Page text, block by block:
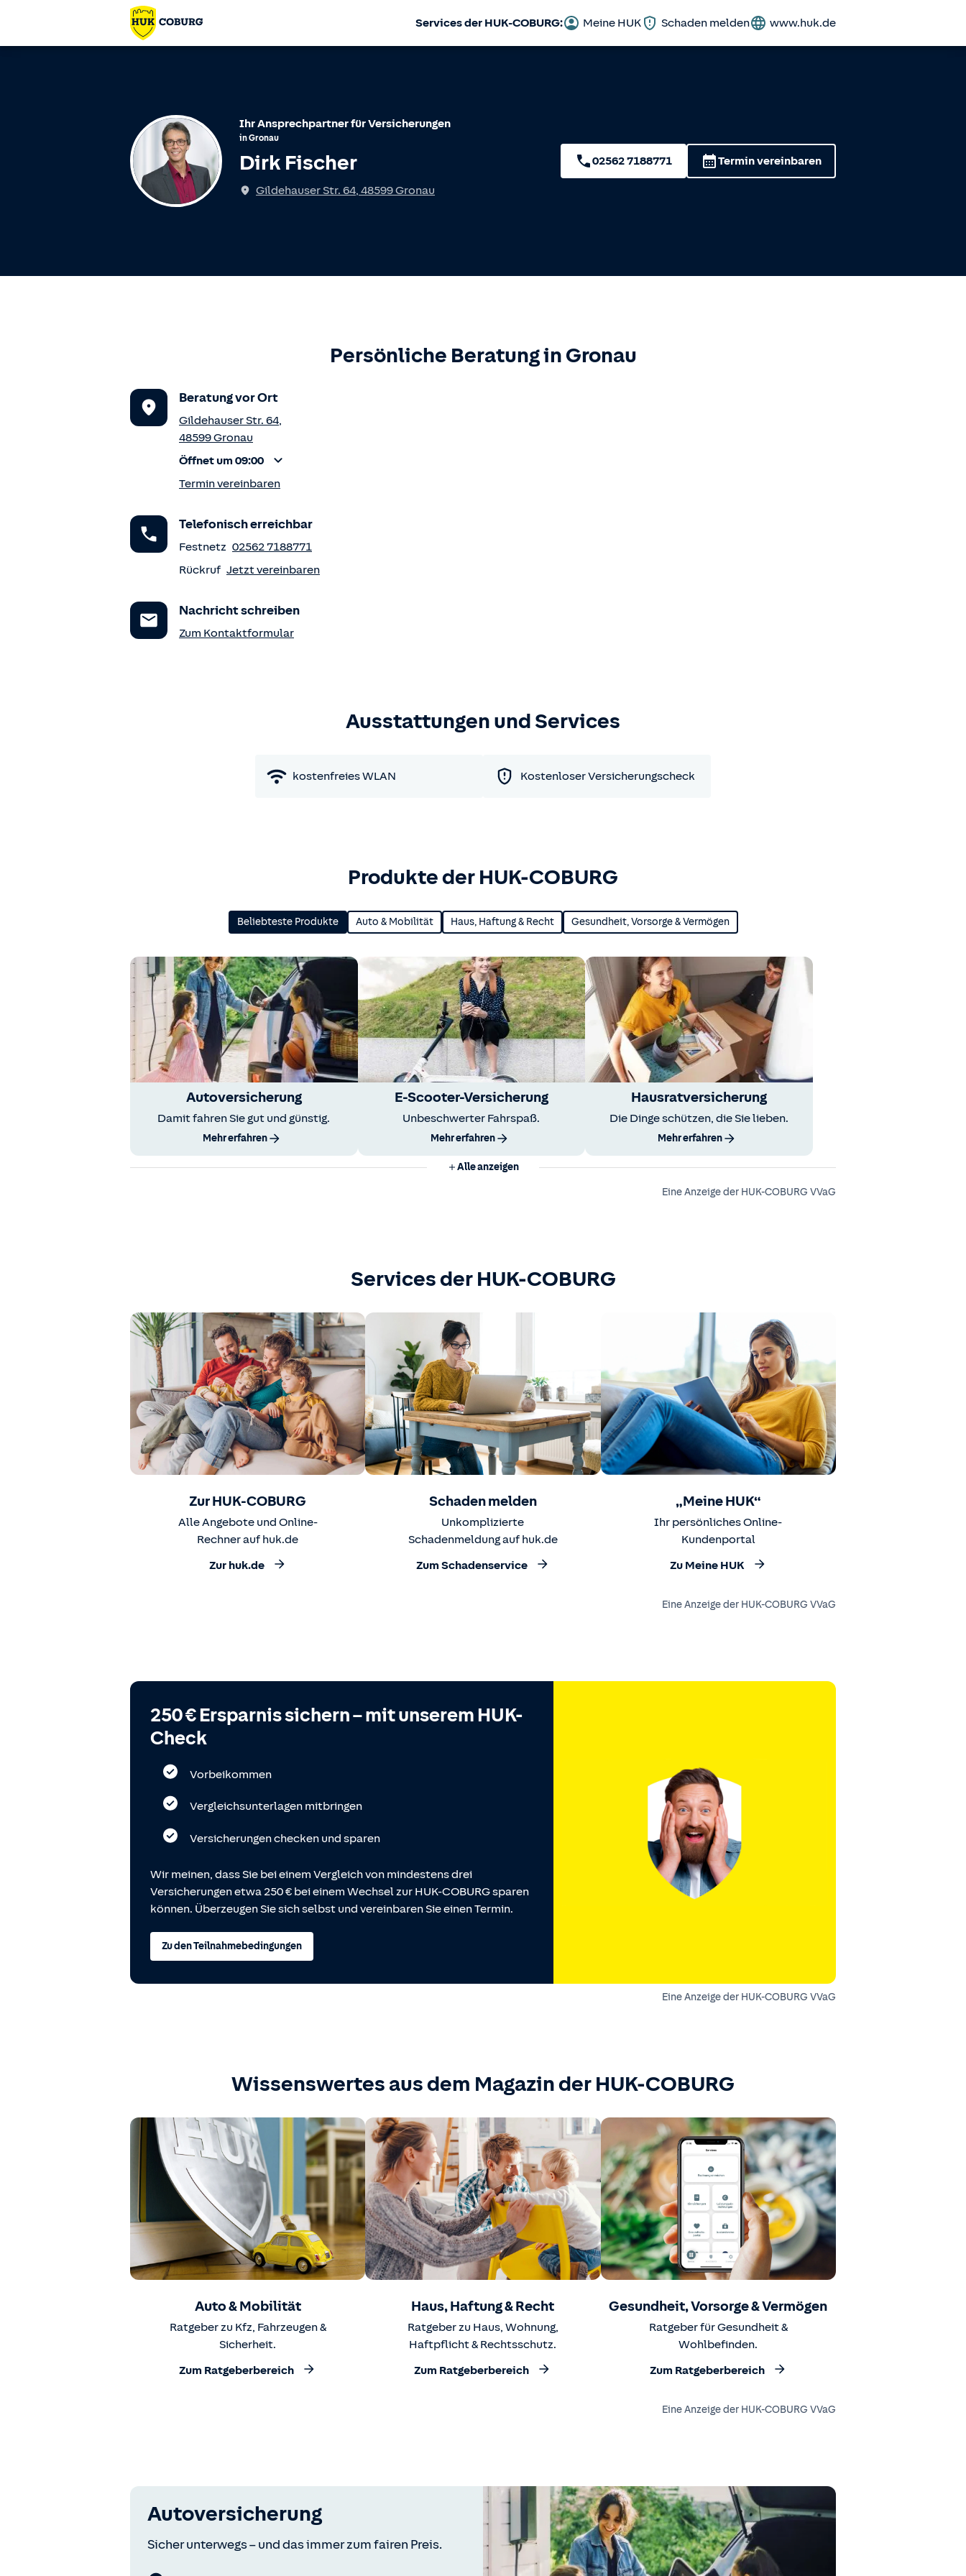
Services der HUK-COBURG: Meine HUK Schaden melden www.huk.de
Ihr Ansprechpartner für Versicherungen
inGronau
Dirk Fischer
Gildehauser Str. 64, 48599Gronau
02562 7188771 Termin vereinbaren
Persönliche Beratung in Gronau
Beratung vor Ort
Gildehauser Str. 64,
48599Gronau
Öffnet um 09:00
Termin vereinbaren
Telefonisch erreichbar
Festnetz 02562 7188771
Rückruf Jetzt vereinbaren
Nachricht schreiben
Zum Kontaktformular
Ausstattungen und Services
kostenfreies WLAN Kostenloser Versicherungscheck
Produkte der HUK-COBURG
Beliebteste Produkte Auto & Mobilität Haus, Haftung & Recht Gesundheit, Vorsorge & Vermögen
Autoversicherung
Damit fahren Sie gut und günstig.
Mehr erfahren
E-Scooter-Versicherung
Unbeschwerter Fahrspaß.
Mehr erfahren
Hausratversicherung
Die Dinge schützen, die Sie lieben.
Mehr erfahren
Alle anzeigen
Eine Anzeige der HUK-COBURG VVaG
Services der HUK-COBURG
Zur HUK-COBURG
Alle Angebote und Online-
Rechner auf huk.de
Zur huk.de
Schaden melden
Unkomplizierte
Schadenmeldung auf huk.de
Zum Schadenservice
„Meine HUK“
Ihr persönliches Online-
Kundenportal
Zu Meine HUK
Eine Anzeige der HUK-COBURG VVaG
250 € Ersparnis sichern – mit unserem HUK-
Check
Vorbeikommen
Vergleichsunterlagen mitbringen
Versicherungen checken und sparen
Wir meinen, dass Sie bei einem Vergleich von mindestens drei
Versicherungen etwa 250 € bei einem Wechsel zur HUK-COBURG sparen
können. Überzeugen Sie sich selbst und vereinbaren Sie einen Termin.
Zu den Teilnahmebedingungen
Eine Anzeige der HUK-COBURG VVaG
Wissenswertes aus dem Magazin der HUK-COBURG
Auto & Mobilität
Ratgeber zu Kfz, Fahrzeugen &
Sicherheit.
Zum Ratgeberbereich
Haus, Haftung & Recht
Ratgeber zu Haus, Wohnung,
Haftpflicht & Rechtsschutz.
Zum Ratgeberbereich
Gesundheit, Vorsorge & Vermögen
Ratgeber für Gesundheit &
Wohlbefinden.
Zum Ratgeberbereich
Eine Anzeige der HUK-COBURG VVaG
Autoversicherung
Sicher unterwegs – und das immer zum fairen Preis.